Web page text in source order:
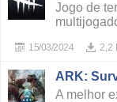
Jogo de
2,2
15/03/2024
ARK:
A melhor